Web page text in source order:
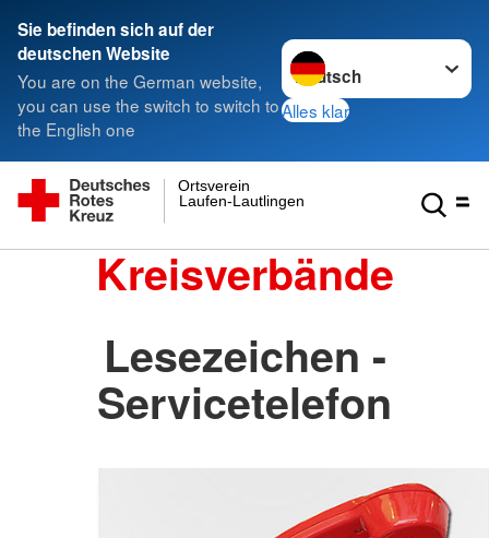
Sie befinden sich auf der
deutschen Website
You are on the German website,
you can use the switch to switch to
the English one
Sprache wechseln zu
Alles klar
Laufen-Lautlingen
Ortsverein
Kreisverbände
Lesezeichen -
Servicetelefon